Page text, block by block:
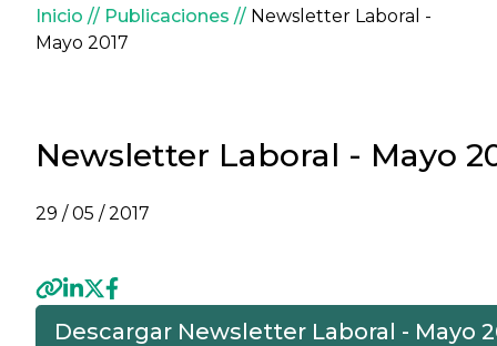
Sobrescribir enlaces de
Inicio Publicaciones
Newsletter Laboral -
Mayo 2017
Newsletter Laboral - Mayo
29 / 05 / 2017
Descargar Newsletter Laboral - Mayo